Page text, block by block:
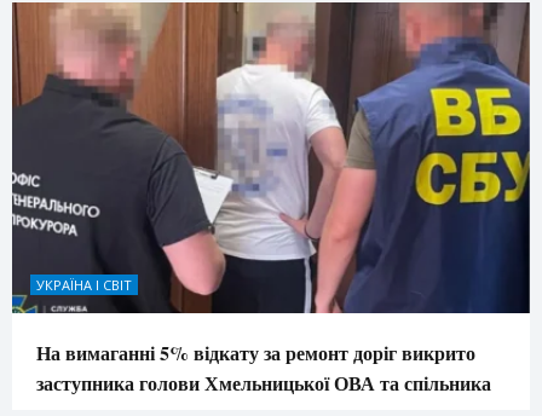
УКРАЇНА І СВІТ
На вимаганні 5% відкату за ремонт доріг викрито
заступника голови Хмельницької ОВА та спільника